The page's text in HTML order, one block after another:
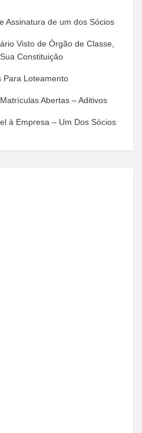
Assinatura de um dos Sócios
Visto de Órgão de Classe,
Constituição
Para Loteamento
Abertas – Aditivos
à Empresa – Um Dos Sócios